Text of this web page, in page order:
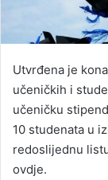
Utvrđena je
učeničkih i
učeničku
10 studenata u
redoslijednu
ovdje.